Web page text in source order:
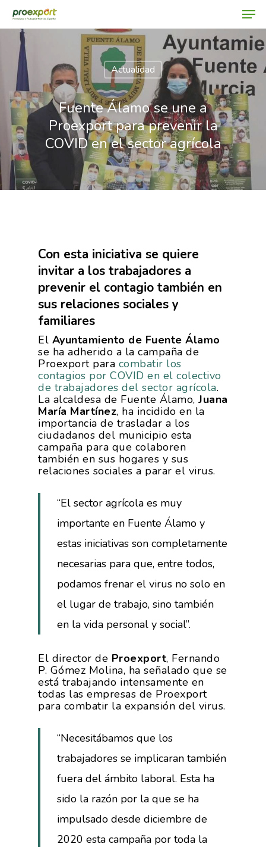
Hit enter to search or ESC to close
Actualidad
Fuente Álamo se une a
Proexport para prevenir la
COVID en el sector agrícola
Con esta iniciativa se quiere
invitar a los trabajadores a
prevenir el contagio también en
sus relaciones sociales y
familiares
El Ayuntamiento de Fuente Álamo
se ha adherido a la campaña de
Proexport para combatir los
contagios por COVID en el colectivo
de trabajadores del sector agrícola.
La alcaldesa de Fuente Álamo, Juana
María Martínez, ha incidido en la
importancia de trasladar a los
ciudadanos del municipio esta
campaña para que colaboren
también en sus hogares y sus
relaciones sociales a parar el virus.
“El sector agrícola es muy
importante en Fuente Álamo y
estas iniciativas son completamente
necesarias para que, entre todos,
podamos frenar el virus no solo en
el lugar de trabajo, sino también
en la vida personal y social”.
El director de Proexport, Fernando
P. Gómez Molina, ha señalado que se
está trabajando intensamente en
todas las empresas de Proexport
para combatir la expansión del virus.
“Necesitábamos que los
trabajadores se implicaran también
fuera del ámbito laboral. Esta ha
sido la razón por la que se ha
impulsado desde diciembre de
2020 esta campaña por toda la